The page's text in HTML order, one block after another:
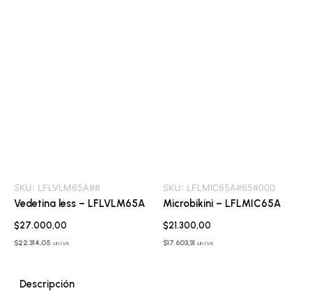
SKU: LFLVLM65A##
Vedetina less – LFLVLM65A
$27.000,00
$22.314,05 sin IVA
SKU: LFLMIC65A#65#000
Microbikini – LFLMIC65A
$21.300,00
$17.603,31 sin IVA
Descripción